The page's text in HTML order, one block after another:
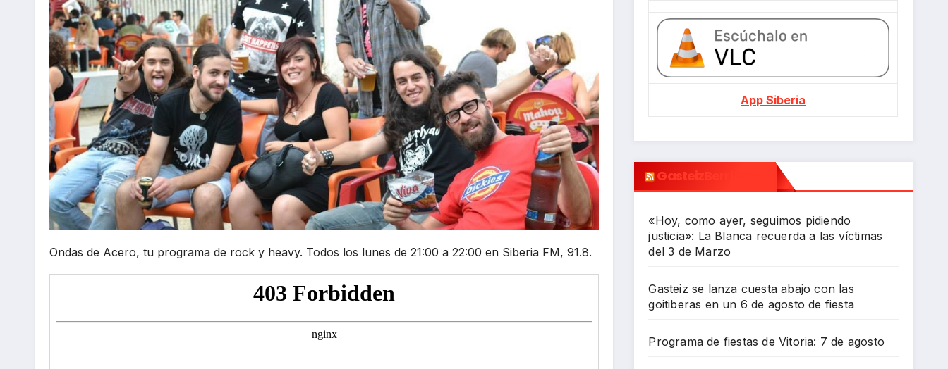
Ondas de Acero, tu programa de rock y heavy. Todos los lunes de 21:00 a 22:00 en Siberia FM, 91.8.
App Siberia
GasteizBerri.com
«Hoy, como ayer, seguimos pidiendo
justicia»: La Blanca recuerda a las víctimas
del 3 de Marzo
Gasteiz se lanza cuesta abajo con las
goitiberas en un 6 de agosto de fiesta
Programa de fiestas de Vitoria: 7 de agosto